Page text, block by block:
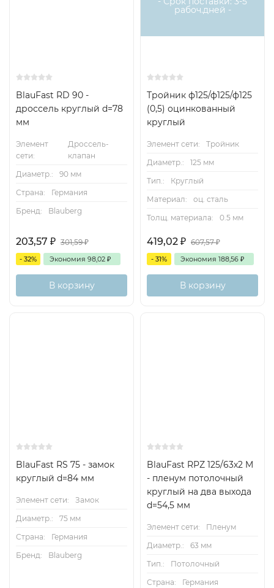
BlauFast RD 90 -
дроссель круглый d=78
мм
Элемент
сети:
Дроссель-
клапан
Диаметр.:
90 мм
Страна:
Германия
Бренд:
Blauberg
203,57 ₽ 301,59₽
- 32% Экономия 98,02 ₽
В корзину
рабоч.дней -
Тройник ф125/ф125/ф125
(0,5) оцинкованный
круглый
Элемент сети:
Тройник
Диаметр.:
125 мм
Тип.:
Круглый
Материал:
оц. сталь
Толщ. материала:
0.5 мм
419,02 ₽ 607,57₽
- 31% Экономия 188,56 ₽
В корзину
BlauFast RS 75 - замок
круглый d=84 мм
Элемент сети:
Замок
Диаметр.:
75 мм
Страна:
Германия
Бренд:
Blauberg
BlauFast RPZ 125/63х2 M
- пленум потолочный
круглый на два выхода
d=54,5 мм
Элемент сети:
Пленум
Диаметр.:
63 мм
Тип.:
Потолочный
Страна:
Германия